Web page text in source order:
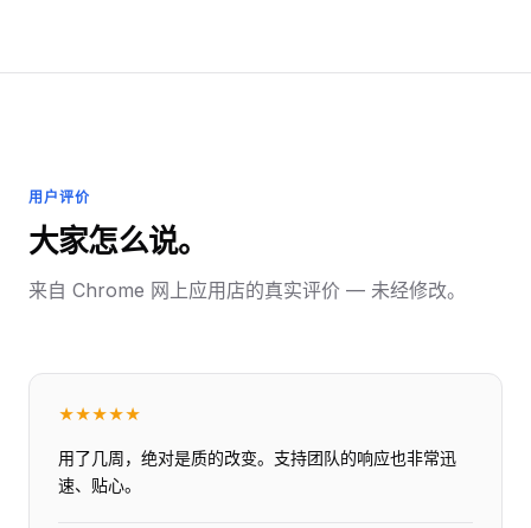
用户评价
大家怎么说。
来自 Chrome 网上应用店的真实评价 — 未经修改。
★★★★★
用了几周，绝对是质的改变。支持团队的响应也非常迅
速、贴心。